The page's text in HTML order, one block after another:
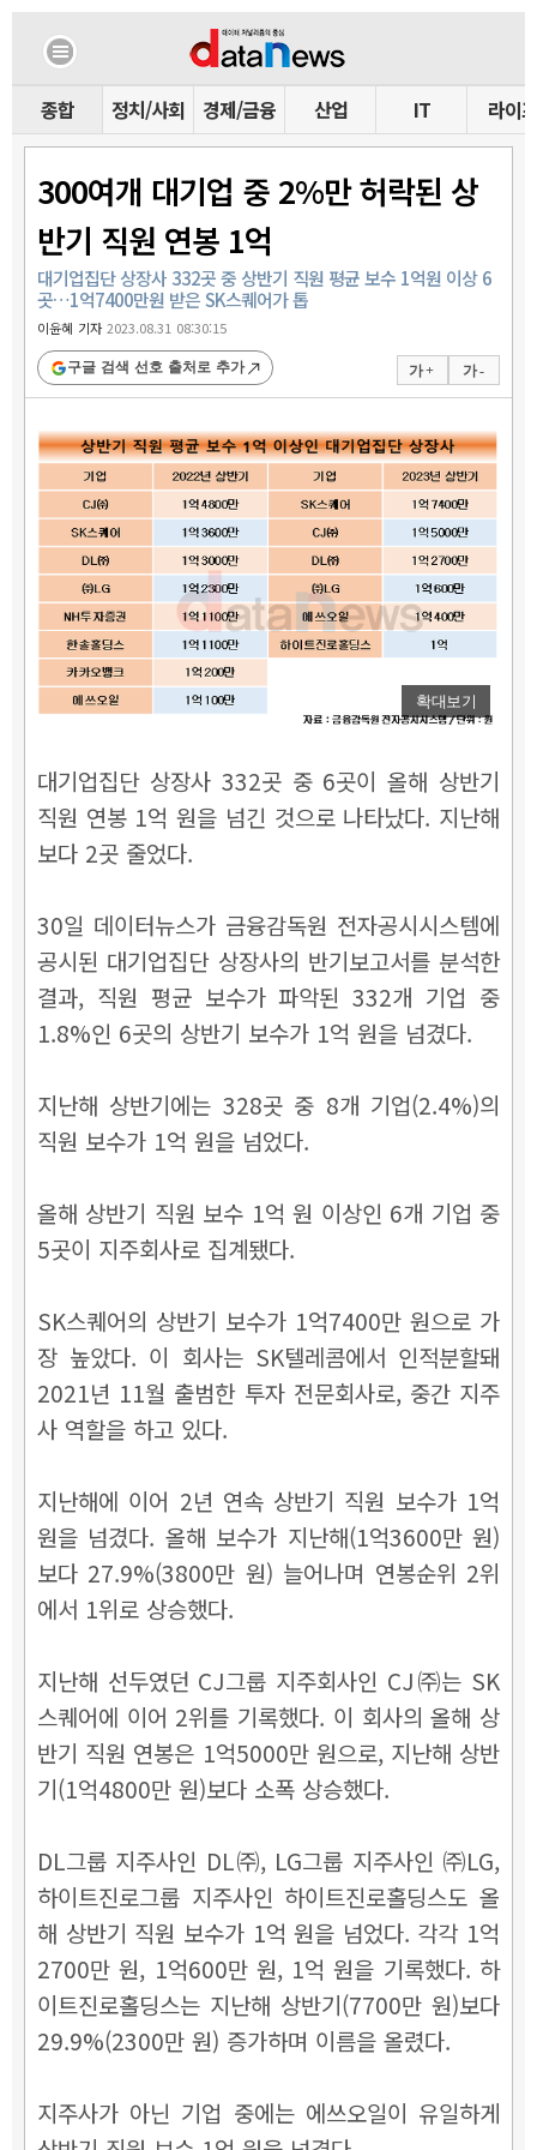
종합 정치/사회 경제/금융 산업 IT 라이프
300여개 대기업 중 2%만 허락된 상
반기 직원 연봉 1억
대기업집단 상장사 332곳 중 상반기 직원 평균 보수 1억원 이상 6
곳…1억7400만원 받은 SK스퀘어가 톱
이윤혜 기자2023.08.31 08:30:15
가 + 가 -
구글 검색 선호 출처로 추가
확대보기
대기업집단 상장사 332곳 중 6곳이 올해 상반기
직원 연봉 1억 원을 넘긴 것으로 나타났다. 지난해
보다 2곳 줄었다.
30일 데이터뉴스가 금융감독원 전자공시시스템에
공시된 대기업집단 상장사의 반기보고서를 분석한
결과, 직원 평균 보수가 파악된 332개 기업 중
1.8%인 6곳의 상반기 보수가 1억 원을 넘겼다.
지난해 상반기에는 328곳 중 8개 기업(2.4%)의
직원 보수가 1억 원을 넘었다.
올해 상반기 직원 보수 1억 원 이상인 6개 기업 중
5곳이 지주회사로 집계됐다.
SK스퀘어의 상반기 보수가 1억7400만 원으로 가
장 높았다. 이 회사는 SK텔레콤에서 인적분할돼
2021년 11월 출범한 투자 전문회사로, 중간 지주
사 역할을 하고 있다.
지난해에 이어 2년 연속 상반기 직원 보수가 1억
원을 넘겼다. 올해 보수가 지난해(1억3600만 원)
보다 27.9%(3800만 원) 늘어나며 연봉순위 2위
에서 1위로 상승했다.
지난해 선두였던 CJ그룹 지주회사인 CJ㈜는 SK
스퀘어에 이어 2위를 기록했다. 이 회사의 올해 상
반기 직원 연봉은 1억5000만 원으로, 지난해 상반
기(1억4800만 원)보다 소폭 상승했다.
DL그룹 지주사인 DL㈜, LG그룹 지주사인 ㈜LG,
하이트진로그룹 지주사인 하이트진로홀딩스도 올
해 상반기 직원 보수가 1억 원을 넘었다. 각각 1억
2700만 원, 1억600만 원, 1억 원을 기록했다. 하
이트진로홀딩스는 지난해 상반기(7700만 원)보다
29.9%(2300만 원) 증가하며 이름을 올렸다.
지주사가 아닌 기업 중에는 에쓰오일이 유일하게